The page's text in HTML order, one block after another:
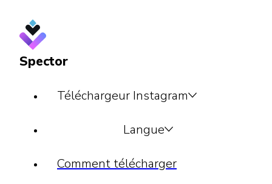
Spector
Téléchargeur Instagram
Langue
Comment télécharger